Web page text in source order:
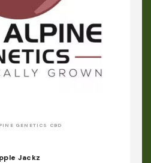
GENETICS CBD
Jackz